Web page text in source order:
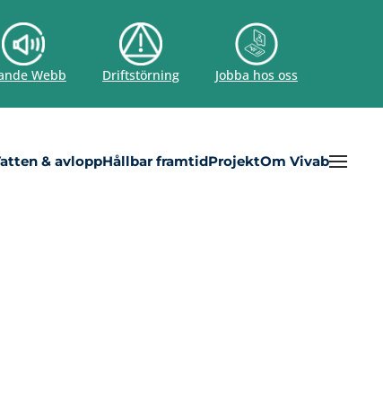
Webb Driftstörning Jobba hos oss
& avloppHållbar framtidProjektOm Vivab